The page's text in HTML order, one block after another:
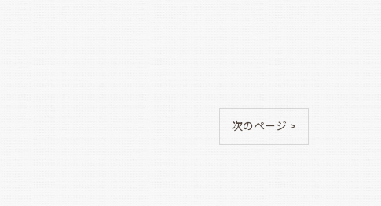
次のページ >